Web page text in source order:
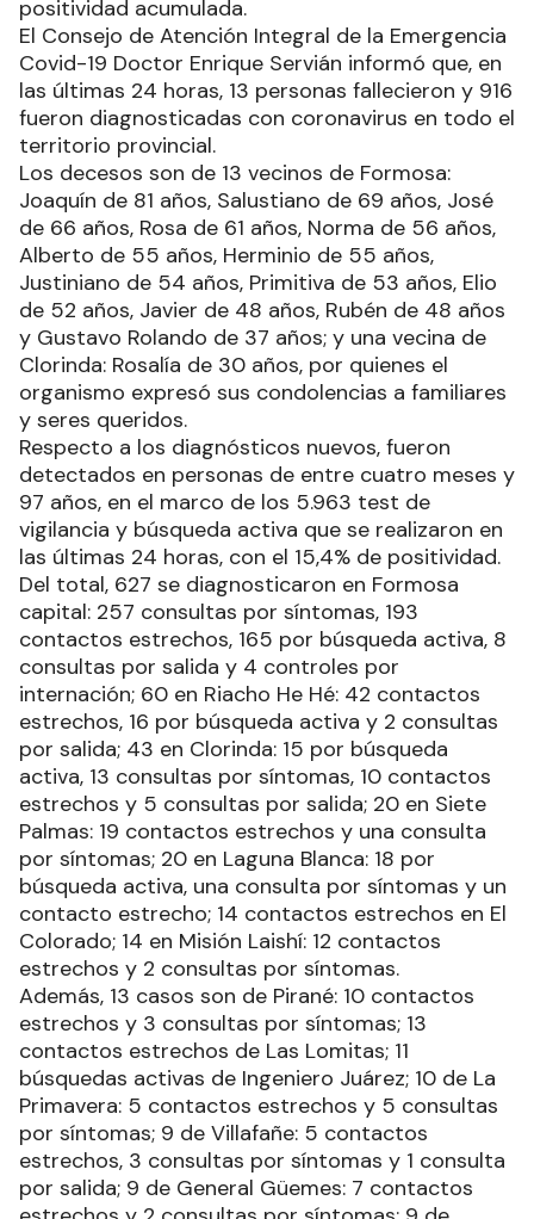
positividad acumulada.
El Consejo de Atención Integral de la Emergencia
Covid-19 Doctor Enrique Servián informó que, en
las últimas 24 horas, 13 personas fallecieron y 916
fueron diagnosticadas con coronavirus en todo el
territorio provincial.
Los decesos son de 13 vecinos de Formosa:
Joaquín de 81 años, Salustiano de 69 años, José
de 66 años, Rosa de 61 años, Norma de 56 años,
Alberto de 55 años, Herminio de 55 años,
Justiniano de 54 años, Primitiva de 53 años, Elio
de 52 años, Javier de 48 años, Rubén de 48 años
y Gustavo Rolando de 37 años; y una vecina de
Clorinda: Rosalía de 30 años, por quienes el
organismo expresó sus condolencias a familiares
y seres queridos.
Respecto a los diagnósticos nuevos, fueron
detectados en personas de entre cuatro meses y
97 años, en el marco de los 5.963 test de
vigilancia y búsqueda activa que se realizaron en
las últimas 24 horas, con el 15,4% de positividad.
Del total, 627 se diagnosticaron en Formosa
capital: 257 consultas por síntomas, 193
contactos estrechos, 165 por búsqueda activa, 8
consultas por salida y 4 controles por
internación; 60 en Riacho He Hé: 42 contactos
estrechos, 16 por búsqueda activa y 2 consultas
por salida; 43 en Clorinda: 15 por búsqueda
activa, 13 consultas por síntomas, 10 contactos
estrechos y 5 consultas por salida; 20 en Siete
Palmas: 19 contactos estrechos y una consulta
por síntomas; 20 en Laguna Blanca: 18 por
búsqueda activa, una consulta por síntomas y un
contacto estrecho; 14 contactos estrechos en El
Colorado; 14 en Misión Laishí: 12 contactos
estrechos y 2 consultas por síntomas.
Además, 13 casos son de Pirané: 10 contactos
estrechos y 3 consultas por síntomas; 13
contactos estrechos de Las Lomitas; 11
búsquedas activas de Ingeniero Juárez; 10 de La
Primavera: 5 contactos estrechos y 5 consultas
por síntomas; 9 de Villafañe: 5 contactos
estrechos, 3 consultas por síntomas y 1 consulta
por salida; 9 de General Güemes: 7 contactos